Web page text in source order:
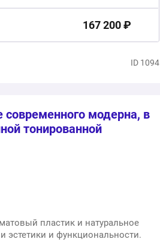
167 200 ₽
ID 1094
современного модерна, в
тонированной
пластик и натуральное
эстетики и функциональности.